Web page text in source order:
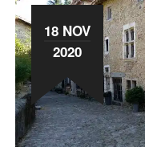
18 NOV
2020